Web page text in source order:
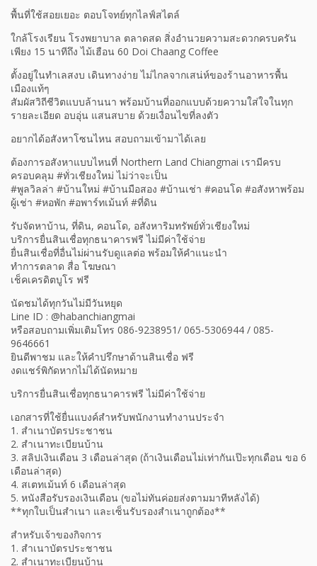
พื้นที่ใช้สอยเยอะ ตอบโจทย์ทุกไลฟ์สไตล์
ใกล้โรงเรียน โรงพยาบาล ตลาดสด สิ่งอำนวยความสะดวกครบครัน
เพียง 15 นาทีถึง ไม้เฮือน 60 Doi Chaang Coffee
ตั้งอยู่ในทำเลสงบ เดินทางง่าย ไม่ไกลจากเสน่ห์ของร้านอาหารพื้น
เมืองแท้ๆ
สัมผัสวิถีชีวิตแบบล้านนา พร้อมบ้านที่ออกแบบด้วยความใส่ใจในทุก
รายละเอียด อบอุ่น แสนสบาย ด้วยเงื่อนไขที่ลงตัว
อยากได้อสังหาโซนไหน สอบถามเข้ามาได้เลย
ต้องการอสังหาแบบไหนที่ Northern Land Chiangmai เรามีครบ
ครอบคลุม #ทั่วเชียงใหม่ ไม่ว่าจะเป็น
#พูลวิลล่า #บ้านใหม่ #บ้านมือสอง #บ้านเช่า #คอนโด #อสังหาพร้อม
ผู้เช่า #หอพัก #อพาร์ทเม้นท์ #ที่ดิน
รับจัดหาบ้าน, ที่ดิน, คอนโด, อสังหาริมทรัพย์ทั่วเชียงใหม่
บริการยื่นสินเชื่อทุกธนาคารฟรี ไม่มีค่าใช้จ่าย
ยื่นสินเชื่อที่อื่นไม่ผ่านรับดูแลต่อ พร้อมให้คำแนะนำ
ทำการตลาด สื่อ โฆษณา
เช็คเครดิตบูโร ฟรี
นัดชมได้ทุกวันไม่มีวันหยุด
Line ID : @habanchiangmai
หรือสอบถามเพิ่มเติมโทร 086-9238951/ 065-5306944 / 085-
9646661
ยินดีพาชม และให้คำปรึกษาด้านสินเชื่อ ฟรี
งดแชร์พิกัดหากไม่ได้นัดหมาย
บริการยื่นสินเชื่อทุกธนาคารฟรี ไม่มีค่าใช้จ่าย
เอกสารที่ใช้ยื่นแบงค์สำหรับพนักงานทำงานประจำ
1. สำเนาบัตรประชาชน
2. สำเนาทะเบียนบ้าน
3. สลิปเงินเดือน 3 เดือนล่าสุด (ถ้าเงินเดือนไม่เท่ากันเป๊ะทุกเดือน ขอ 6
เดือนล่าสุด)
4. สเตทเม้นท์ 6 เดือนล่าสุด
5. หนังสือรับรองเงินเดือน (ขอไม่ทันค่อยส่งตามมาทีหลังได้)
**ทุกใบเป็นสำเนา และเซ็นรับรองสำเนาถูกต้อง**
สำหรับเจ้าของกิจการ
1. สำเนาบัตรประชาชน
2. สำเนาทะเบียนบ้าน